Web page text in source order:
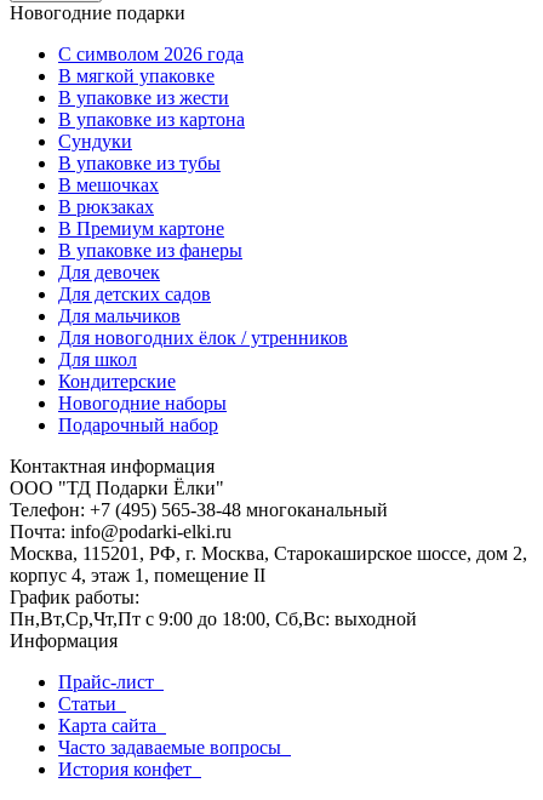
Новогодние подарки
C символом 2026 года
В мягкой упаковке
В упаковке из жести
В упаковке из картона
Сундуки
В упаковке из тубы
В мешочках
В рюкзаках
В Премиум картоне
В упаковке из фанеры
Для девочек
Для детских садов
Для мальчиков
Для новогодних ёлок / утренников
Для школ
Кондитерские
Новогодние наборы
Подарочный набор
Контактная информация
ООО "ТД Подарки Ёлки"
Телефон: +7 (495) 565-38-48 многоканальный
Почта: info@podarki-elki.ru
Москва, 115201, РФ, г. Москва, Старокаширское шоссе, дом 2,
корпус 4, этаж 1, помещение II
График работы:
Пн,Вт,Ср,Чт,Пт с 9:00 до 18:00, Сб,Вс: выходной
Информация
Прайс-лист
Статьи
Карта сайта
Часто задаваемые вопросы
История конфет